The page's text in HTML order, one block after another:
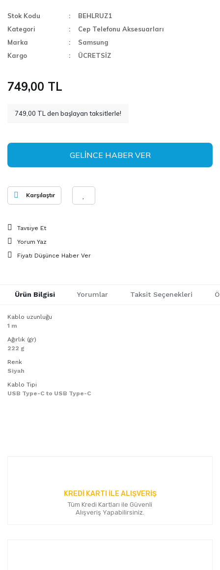
Stok Kodu
BEHLRUZ1
Kategori
Cep Telefonu Aksesuarları
Marka
Samsung
Kargo
ÜCRETSİZ
749,00 TL
749,00 TL den başlayan taksitlerle!
GELİNCE HABER VER
Karşılaştır
Tavsiye Et
Yorum Yaz
Fiyatı Düşünce Haber Ver
Ürün Bilgisi Yorumlar Taksit Seçenekleri
Kablo uzunluğu
1 m
Ağırlık (gr)
222 g
Renk
Siyah
Kablo Tipi
USB Type-C to USB Type-C
Ürün bilgilerinde hatalar bulunuyor.
Ürün fiyatı diğer sitelerden daha pahalı.
KREDİ KARTI İLE ALIŞVERİŞ
Tüm Kredi Kartları ile Güvenli
Alışveriş Yapabilirsiniz.